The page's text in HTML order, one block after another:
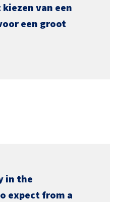
van een
een groot
in the
expect from a